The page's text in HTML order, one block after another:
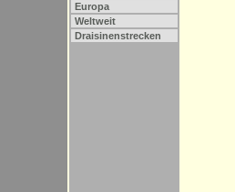
Europa
Weltweit
Draisinenstrecken